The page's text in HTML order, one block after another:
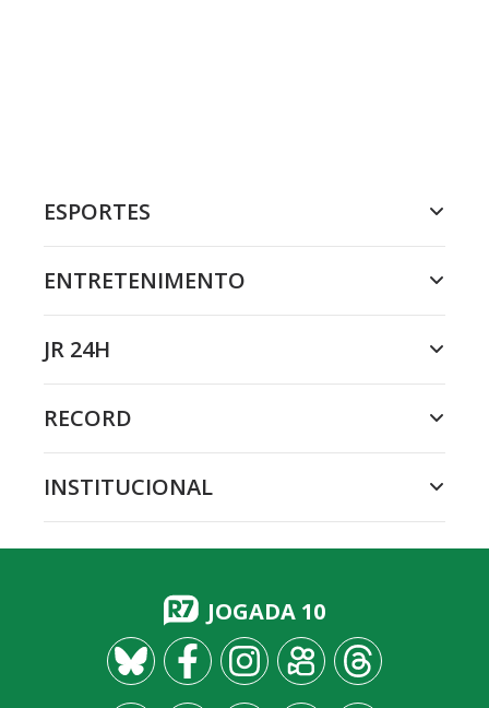
ESPORTES
ENTRETENIMENTO
JR 24H
RECORD
INSTITUCIONAL
JOGADA 10